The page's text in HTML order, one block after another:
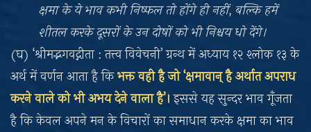
क्षमा के ये भाव कभी निष्फल तो होंगे ही नहीं, बल्कि हमें
शीतल करके दूसरों के उन दोषों को भी निश्चय धो देंगे।
(घ) ‘श्रीमद्भगवद्गीता : तत्त्व विवेचनी’ ग्रन्थ में अध्याय १२ श्लोक १३ के
अर्थ में वर्णन आता है किभक्त वही है जो ‘क्षमावान्‌ है अर्थात अपराध
करने वाले को भी अभय देने वाला है’।इससे यह सुन्दर भाव गूँजता
है कि केवल अपने मन के विचारों का समाधान करके क्षमा का भाव